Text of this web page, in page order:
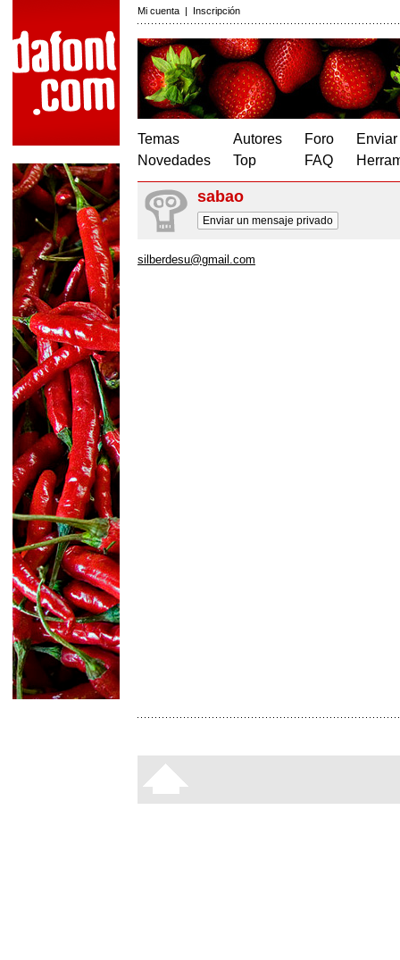
Mi cuenta | Inscripción
Temas
Novedades
Autores
Top
Foro
FAQ
sabao
Enviar un mensaje privado
silberdesu@gmail.com